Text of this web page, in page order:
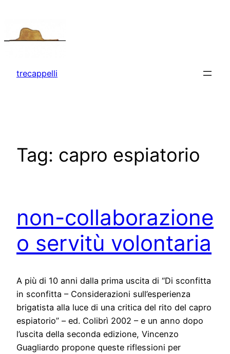
contenuto
trecappelli
Tag: capro espiatorio
non-collaborazione
o servitù volontaria
A più di 10 anni dalla prima uscita di “Di sconfitta
in sconfitta – Considerazioni sull’esperienza
brigatista alla luce di una critica del rito del capro
espiatorio” – ed. Colibrì 2002 – e un anno dopo
l’uscita della seconda edizione, Vincenzo
Guagliardo propone queste riflessioni per